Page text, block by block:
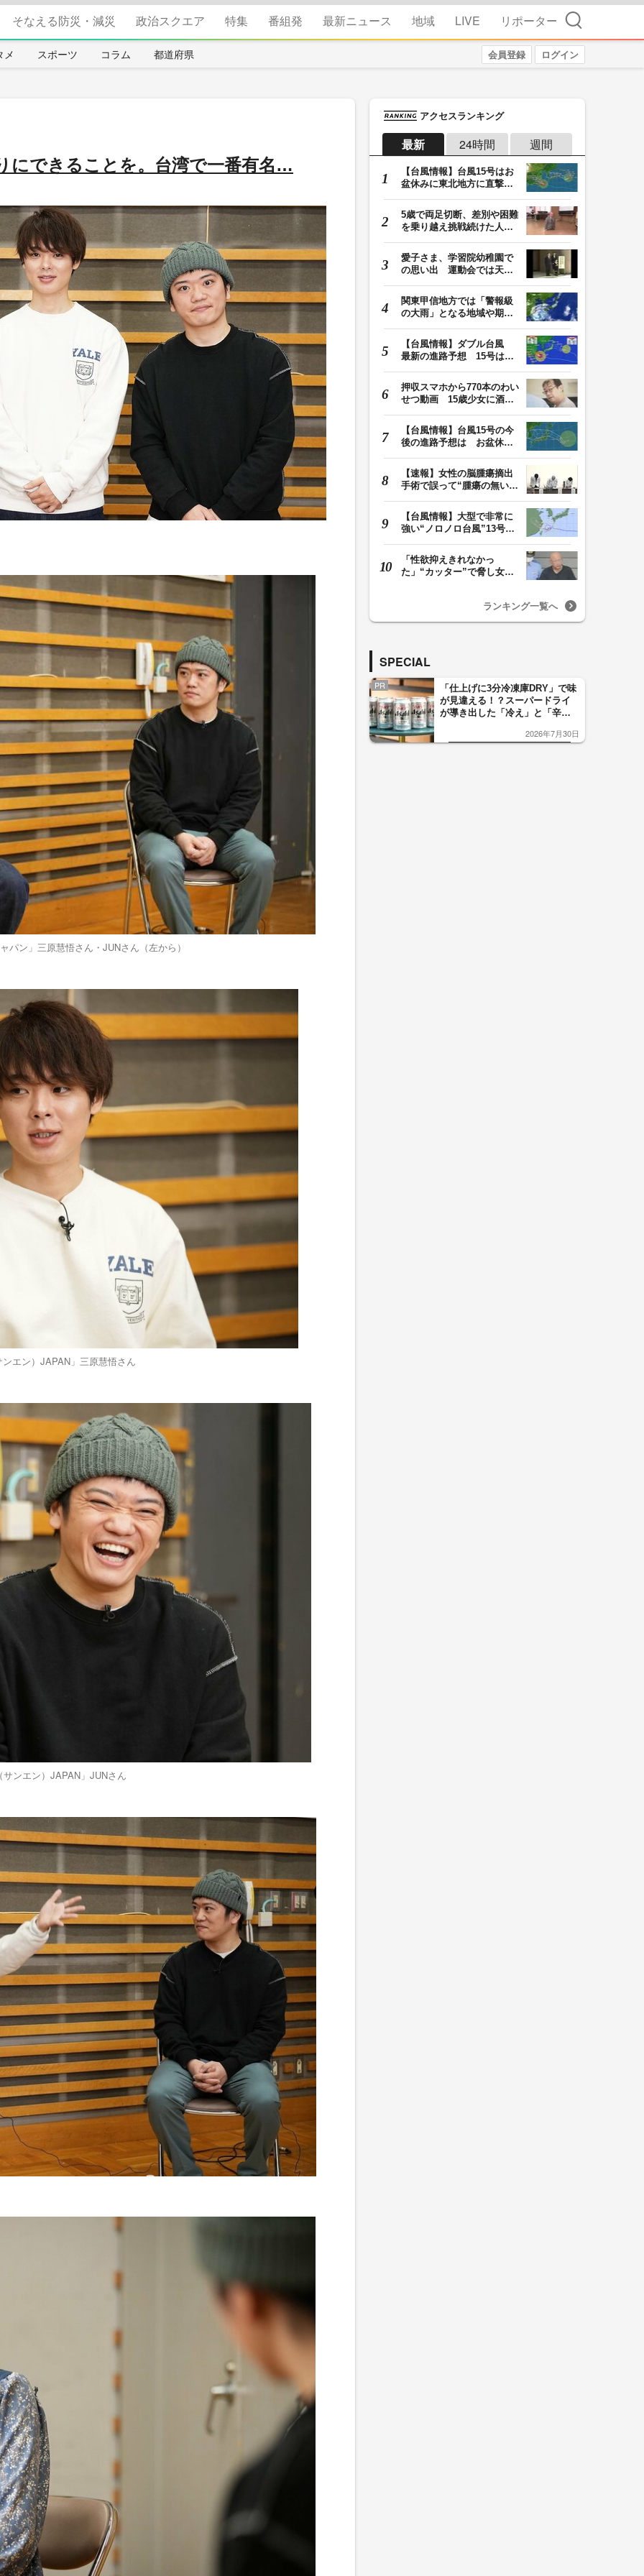
そなえる防災・減災 政治スクエア 特集 番組発 最新ニュース 地域 LIVE リポーター 検索
メ スポーツ コラム 都道府県 会員登録 ログイン
にできることを。台湾で一番有名…
パン」三原慧悟さん・JUNさん（左から）
エン）JAPAN」三原慧悟さん
サンエン）JAPAN」JUNさん
アクセスランキング
最新 24時間 週間
【台風情報】台風15号はお
盆休みに東北地方に直撃す
5歳で両足切断、差別や困難
を乗り越え挑戦続けた人
愛子さま、学習院幼稚園で
の思い出 運動会では天皇
関東甲信地方では「警報級
の大雨」となる地域や期間
【台風情報】ダブル台風
最新の進路予想 15号は北
押収スマホから770本のわい
せつ動画 15歳少女に酒と
【台風情報】台風15号の今
後の進路予想は お盆休み
【速報】女性の脳腫瘍摘出
手術で誤って“腫瘍の無い部
【台風情報】大型で非常に
強い“ノロノロ台風”13号の
「性欲抑えきれなかっ
た」“カッター”で脅し女子
ランキング一覧へ
SPECIAL
PR
「仕上げに3分冷凍庫DRY」で味
が見違える！？スーパードライ
が導き出した「冷え」と「辛
した「辛口カーブ」が飲み頃の
2026年7月30日